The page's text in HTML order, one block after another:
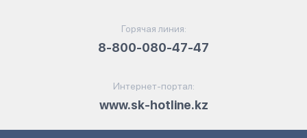
Горячая линия:
8-800-080-47-47
Интернет-портал:
www.sk-hotline.kz